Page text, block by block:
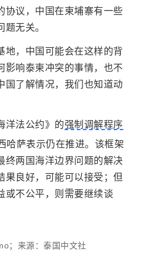
协议，中国在柬埔寨有一些
无关。
地，中国可能会在这样的背
影响泰柬冲突的事情，也不
国了解情况，我们也知道动
洋法公约》的强制调解程序
哈萨表示仍在推进。该框架
终两国海洋边界问题的解决
果良好，可能可以接受；但
或不公平，则需要继续谈
；来源：泰国中文社